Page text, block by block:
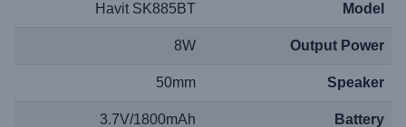
Model
Havit SK885BT
Output Power
8W
Speaker
50mm
Battery
3.7V/1800mAh